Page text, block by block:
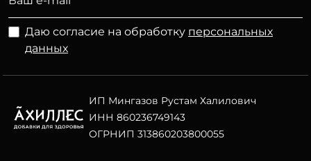
Даю согласие на обработку персональных
данных
ИП Мингазов Рустам Халилович
ИНН 860236749143
ОГРНИП 313860203800055